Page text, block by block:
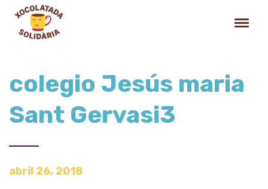
colegio Jesús maria
Sant Gervasi3
abril 26, 2018